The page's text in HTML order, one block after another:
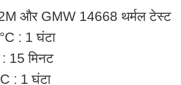
और GMW 14668 थर्मल टेस्ट
: 1 घंटा
15 मिनट
: 1 घंटा